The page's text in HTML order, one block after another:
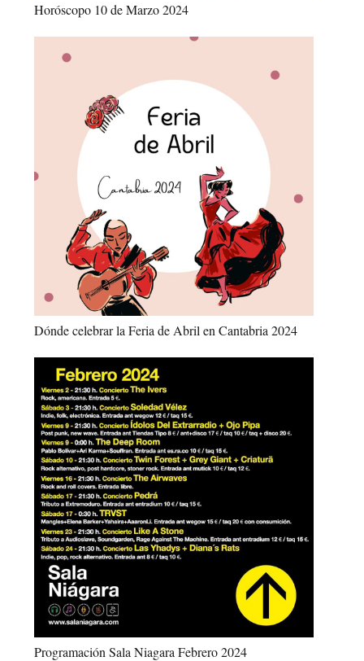
Horóscopo 10 de Marzo 2024
Dónde celebrar la Feria de Abril en Cantabria 2024
Programación Sala Niagara Febrero 2024